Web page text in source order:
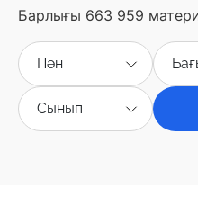
Барлығы 663 959
Пән
Сынып